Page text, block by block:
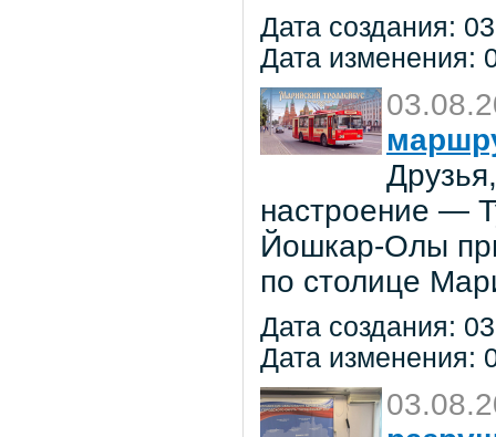
Дата создания:
Дата изменения:
настроение —
Йошкар-Олы
по столице
Дата создания:
Дата изменения: